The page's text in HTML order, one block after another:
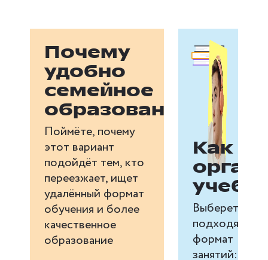
Почему
удобно
семейное
образование
Поймёте, почему
этот вариант
подойдёт тем, кто
переезжает, ищет
удалённый формат
обучения и более
качественное
образование
Как
учебу
Выберете
подходящий
формат
занятий: